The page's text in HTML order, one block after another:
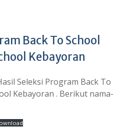
Back To School
Kebayoran
Seleksi Program Back To
Kebayoran . Berikut nama-